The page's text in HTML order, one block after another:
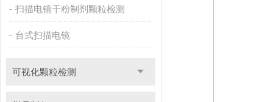
扫描电镜干粉制剂颗粒检测
台式扫描电镜
可视化颗粒检测